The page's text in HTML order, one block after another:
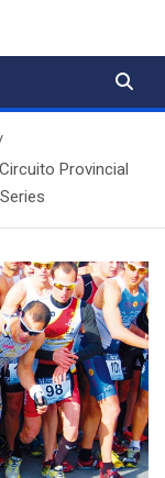
Provincial